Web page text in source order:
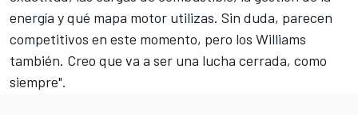
energía y qué mapa motor utilizas. Sin duda, parecen
competitivos en este momento, pero los Williams
también. Creo que va a ser una lucha cerrada, como
siempre".